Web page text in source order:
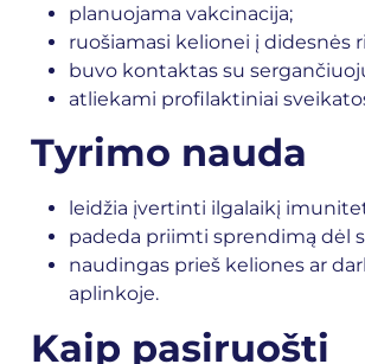
planuojama vakcinacija;
ruošiamasi kelionei į didesnės
buvo kontaktas su
atliekami profilaktiniai
Tyrimo nauda
leidžia įvertinti ilgalaikį
padeda priimti sprendimą dėl
naudingas prieš keliones ar
aplinkoje.
Kaip pasiruošti